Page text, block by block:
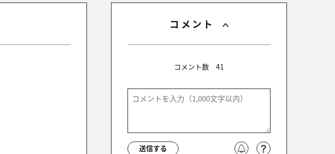
コメント
コメント数 41
送信する